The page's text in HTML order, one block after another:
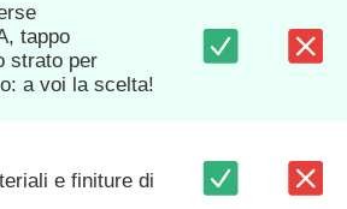
tappo
strato per
a voi la scelta!
e finiture di